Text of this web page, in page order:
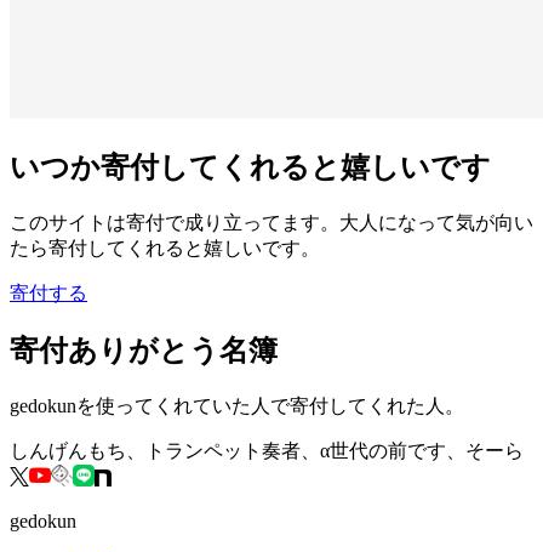
いつか寄付してくれると嬉しいです
このサイトは寄付で成り立ってます。大人になって気が向い
たら寄付してくれると嬉しいです。
寄付する
寄付ありがとう名簿
gedokunを使ってくれていた人で寄付してくれた人。
しんげんもち、トランペット奏者、α世代の前です、そーら
gedokun